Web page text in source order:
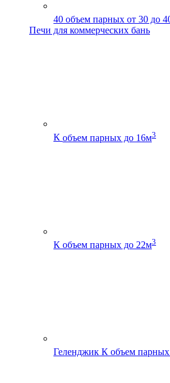
40 объем парных от 30 до
Печи для коммерческих бань
К объем парных до 16м3
К объем парных до 22м3
Геленджик К объем